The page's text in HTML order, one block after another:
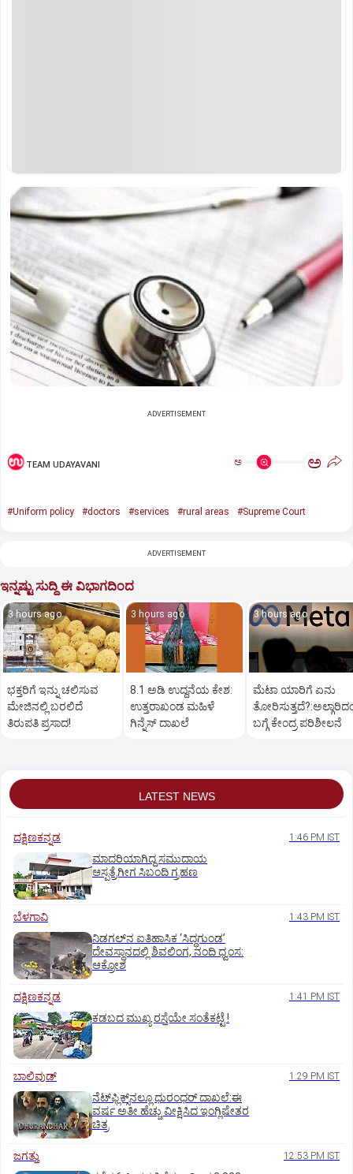
ADVERTISEMENT
TEAM UDAYAVANI ಅ ಅ
#Uniform policy #doctors #services #rural areas #Supreme Court
ADVERTISEMENT
ಇನ್ನಷ್ಟು ಸುದ್ದಿ ಈ ವಿಭಾಗದಿಂದ
3 hours ago
ಭಕ್ತರಿಗೆ ಇನ್ನು ಚಲಿಸುವ
ಮೇಜಿನಲ್ಲಿ ಬರಲಿದೆ
ತಿರುಪತಿ ಪ್ರಸಾದ!
3 hours ago
8.1 ಅಡಿ ಉದ್ದನೆಯ ಕೇಶ:
ಉತ್ತರಾಖಂಡ ಮಹಿಳೆ
ಗಿನ್ನೆಸ್‌ ದಾಖಲೆ
3 hours ago
ಮೆಟಾ ಯಾರಿಗೆ ಏನು
ಬಗ್ಗೆ ಕೇಂದ್ರ ಪರಿಶೀಲನೆ
LATEST NEWS
ದಕ್ಷಿಣಕನ್ನಡ 1:46 PM IST
ಮಾದರಿಯಾಗಿದ್ದ ಸಮುದಾಯ
ಆಸ್ಪತ್ರೆಗೀಗ ಸಿಬಂದಿ ಗ್ರಹಣ
ಬೆಳಗಾವಿ 1:43 PM IST
ನಿಡಗಲ್‌ನ ಐತಿಹಾಸಿಕ ‘ಸಿದ್ಧಗುಂಡ’
ದೇವಸ್ಥಾನದಲ್ಲಿ ಶಿವಲಿಂಗ, ನಂದಿ ಧ್ವಂಸ:
ಆಕ್ರೋಶ
ದಕ್ಷಿಣಕನ್ನಡ 1:41 PM IST
ಕಡಬದ ಮುಖ್ಯ ರಸ್ತೆಯೇ ಸಂತೆಕಟ್ಟೆ !
ಬಾಲಿವುಡ್‌ 1:29 PM IST
ನೆಟ್‌ಫ್ಲಿಕ್ಸ್‌ನಲ್ಲೂ ಧುರಂಧರ್‌ ದಾಖಲೆ:ಈ
ವರ್ಷ ಅತೀ ಹೆಚ್ಚು ವೀಕ್ಷಿಸಿದ ಇಂಗ್ಲಿಷೇತರ
ಚಿತ್ರ
ಜಗತ್ತು 12:53 PM IST